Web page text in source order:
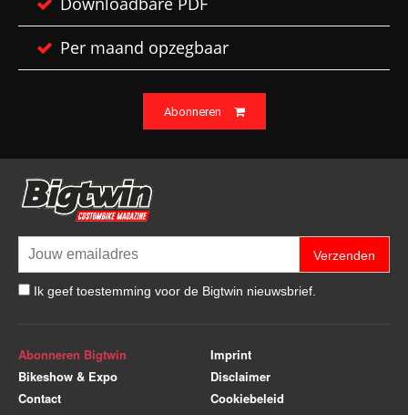
Per maand opzegbaar
Abonneren
Verzenden
Ik geef toestemming voor de Bigtwin nieuwsbrief.
Abonneren Bigtwin
Bikeshow & Expo
Contact
Imprint
Disclaimer
Cookiebeleid